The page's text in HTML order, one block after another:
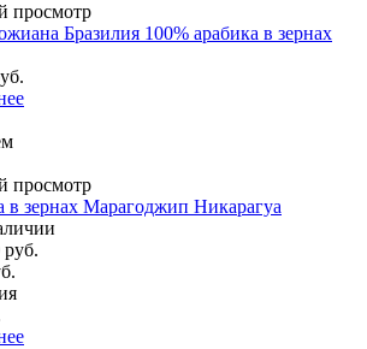
просмотр
Бразилия 100% арабика в зернах
просмотр
в зернах Марагоджип Никарагуа
руб.